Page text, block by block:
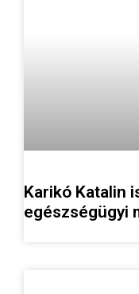
Karikó Katalin
egészségügyi